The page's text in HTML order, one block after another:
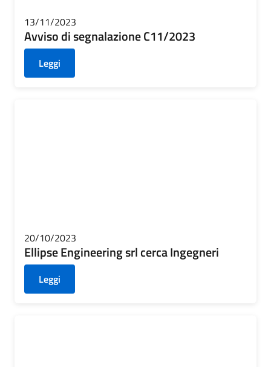
13/11/2023
Avviso di segnalazione C11/2023
Leggi
20/10/2023
Ellipse Engineering srl cerca Ingegneri
Leggi